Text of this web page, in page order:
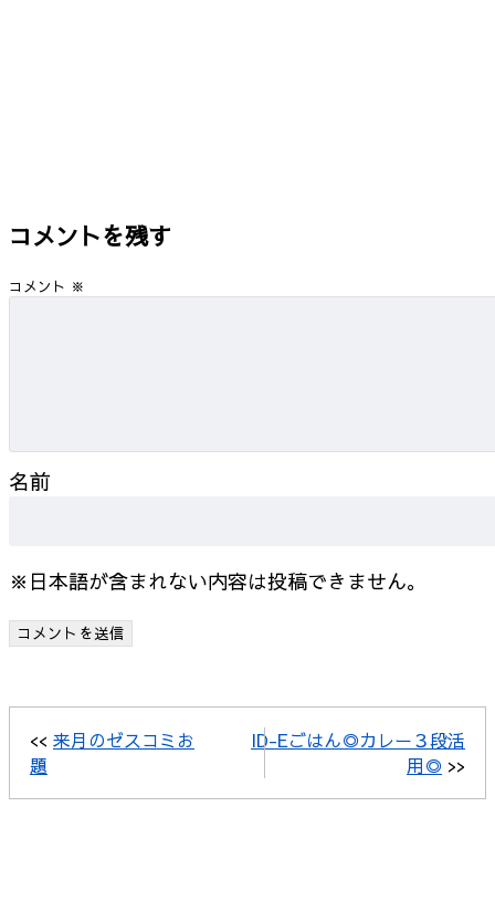
コメントを残す
コメント ※
名前
※日本語が含まれない内容は投稿できません。
<< 来月のゼスコミお
題
ID-Eごはん◎カレー３段活
用◎ >>